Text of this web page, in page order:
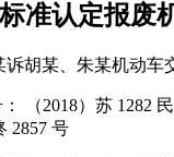
准认定报废
胡某、朱某机动车
（2018）苏 1282 民
2857 号